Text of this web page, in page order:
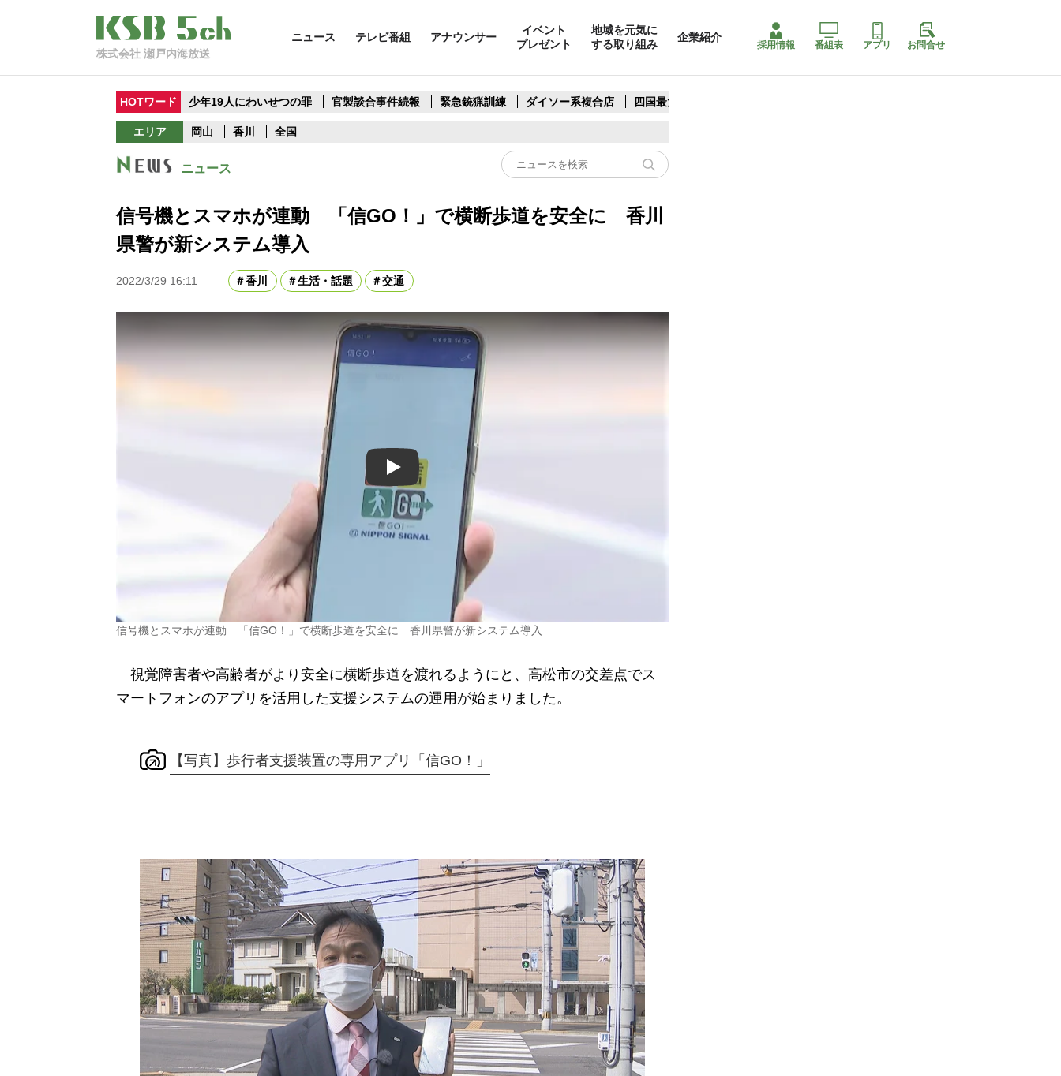
株式会社 瀬戸内海放送
ニュース テレビ番組 アナウンサー
イベント
プレゼント
地域を元気に
する取り組み
企業紹介
採用情報 番組表 アプリ お問合せ
HOTワード 少年19人にわいせつの罪 官製談合事件続報 緊急銃猟訓練 ダイソー系複合店 四国最大スリコ
エリア 岡山 香川 全国
ニュース
信号機とスマホが連動 「信GO！」で横断歩道を安全に 香川
県警が新システム導入
2022/3/29 16:11 香川 生活・話題 交通
Play
信号機とスマホが連動 「信GO！」で横断歩道を安全に 香川県警が新システム導入
視覚障害者や高齢者がより安全に横断歩道を渡れるようにと、高松市の交差点でス
マートフォンのアプリを活用した支援システムの運用が始まりました。
【写真】歩行者支援装置の専用アプリ「信GO！」